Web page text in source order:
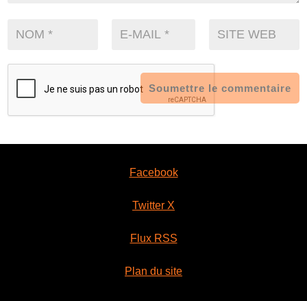
Soumettre le commentaire
Facebook
Twitter X
Flux RSS
Plan du site